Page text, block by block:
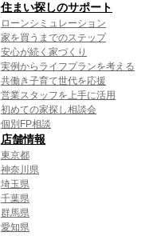
住まい探しのサポート
ローンシミュレーション
家を買うまでのステップ
安心が続く家づくり
実例からライフプランを考える
共働き子育て世代を応援
営業スタッフを上手に活用
初めての家探し相談会
個別FP相談
店舗情報
東京都
神奈川県
埼玉県
千葉県
群馬県
愛知県